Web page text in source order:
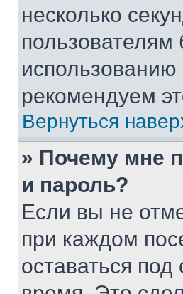
несколько
рекомендуем
Вернуться
» Почему мне
и пароль?
Если вы не
при каждом
оставаться